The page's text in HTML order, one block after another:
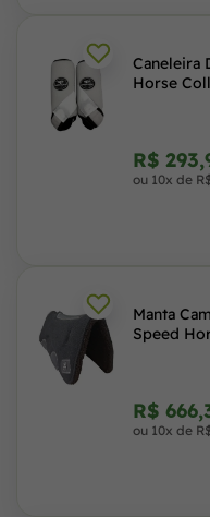
Caneleira
Horse
R$
ou 10x de
Manta
Speed
R$
ou 10x de